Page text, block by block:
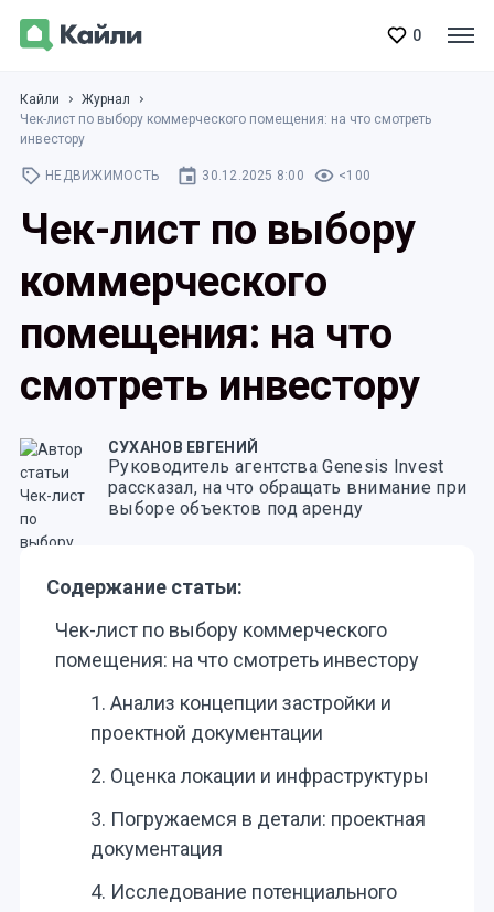
0
Кайли
Журнал
Чек-лист по выбору коммерческого помещения: на что смотреть
инвестору
НЕДВИЖИМОСТЬ 30.12.2025 8:00 <100
Чек-лист по выбору
коммерческого
помещения: на что
смотреть инвестору
СУХАНОВ ЕВГЕНИЙ
Руководитель агентства Genesis Invest
рассказал, на что обращать внимание при
выборе объектов под аренду
Содержание статьи:
Чек-лист по выбору коммерческого
помещения: на что смотреть инвестору
1. Анализ концепции застройки и
проектной документации
2. Оценка локации и инфраструктуры
3. Погружаемся в детали: проектная
документация
4. Исследование потенциального